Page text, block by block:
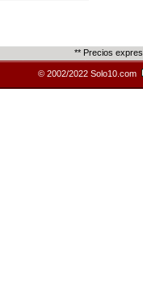
** Precios
© 2002/2022 Solo10.com